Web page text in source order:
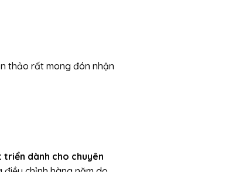
thảo rất mong đón nhận
triển dành cho chuyên